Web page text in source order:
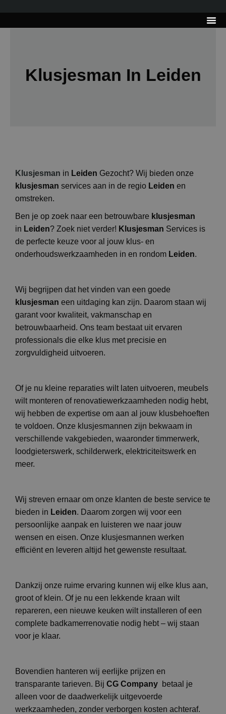
Klusjesman In Leiden
Klusjesman in Leiden Gezocht? Wij bieden onze
klusjesman services aan in de regio Leiden en
omstreken.
Ben je op zoek naar een betrouwbare klusjesman
in Leiden? Zoek niet verder! Klusjesman Services is
de perfecte keuze voor al jouw klus- en
onderhoudswerkzaamheden in en rondom Leiden.
Wij begrijpen dat het vinden van een goede
klusjesman een uitdaging kan zijn. Daarom staan wij
garant voor kwaliteit, vakmanschap en
betrouwbaarheid. Ons team bestaat uit ervaren
professionals die elke klus met precisie en
zorgvuldigheid uitvoeren.
Of je nu kleine reparaties wilt laten uitvoeren, meubels
wilt monteren of renovatiewerkzaamheden nodig hebt,
wij hebben de expertise om aan al jouw klusbehoeften
te voldoen. Onze klusjesmannen zijn bekwaam in
verschillende vakgebieden, waaronder timmerwerk,
loodgieterswerk, schilderwerk, elektriciteitswerk en
meer.
Wij streven ernaar om onze klanten de beste service te
bieden in Leiden. Daarom zorgen wij voor een
persoonlijke aanpak en luisteren we naar jouw
wensen en eisen. Onze klusjesmannen werken
efficiënt en leveren altijd het gewenste resultaat.
Dankzij onze ruime ervaring kunnen wij elke klus aan,
groot of klein. Of je nu een lekkende kraan wilt
repareren, een nieuwe keuken wilt installeren of een
complete badkamerrenovatie nodig hebt – wij staan
voor je klaar.
Bovendien hanteren wij eerlijke prijzen en
transparante tarieven. Bij CG Company betaal je
alleen voor de daadwerkelijk uitgevoerde
werkzaamheden, zonder verborgen kosten achteraf.